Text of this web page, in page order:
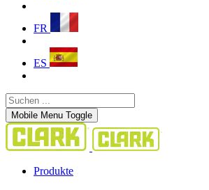
FR
ES
Mobile Menu Toggle
Produkte